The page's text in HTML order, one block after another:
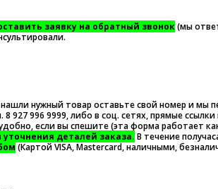
заявку на обратный звонок(мы
нашли нужный товар оставьте свой номер и
927 996 9999, либо в соц. сетях, прямые
если вы спешите (эта форма работает
деталей заказа. В течение
(Картой VISA, Mastercard, наличными,